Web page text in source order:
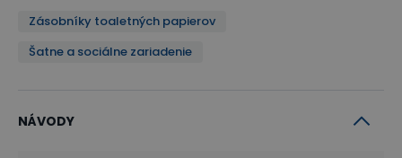
Zásobníky toaletných papierov
Šatne a sociálne zariadenie
NÁVODY